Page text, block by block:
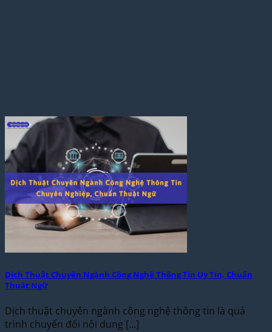
Dịch Thuật Chuyên Ngành Công Nghệ Thông Tin Uy Tín, Chuẩn
Thuật Ngữ
Dịch thuật chuyên ngành công nghệ thông tin là quá
trình chuyển đổi nội dung [...]